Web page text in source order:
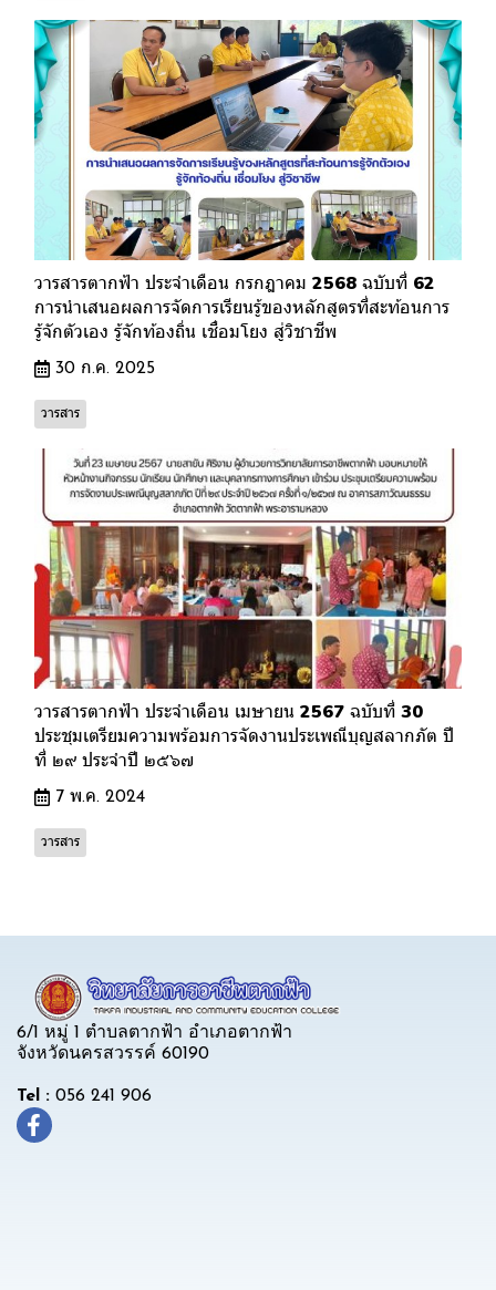
วารสารตากฟ้า ประจำเดือน กรกฎาคม 2568 ฉบับที่ 62
การนำเสนอผลการจัดการเรียนรู้ของหลักสูตรที่สะท้อนการ
รู้จักตัวเอง รู้จักท้องถิ่น เชื่อมโยง สู่วิชาชีพ
30 ก.ค. 2025
วารสาร
วารสารตากฟ้า ประจำเดือน เมษายน 2567 ฉบับที่ 30
ประชุมเตรียมความพร้อมการจัดงานประเพณีบุญสลากภัต ปี
ที่ ๒๙ ประจำปี ๒๕๖๗
7 พ.ค. 2024
วารสาร
6/1 หมู่ 1 ตำบลตากฟ้า อำเภอตากฟ้า
จังหวัดนครสวรรค์ 60190
Tel : 056 241 906